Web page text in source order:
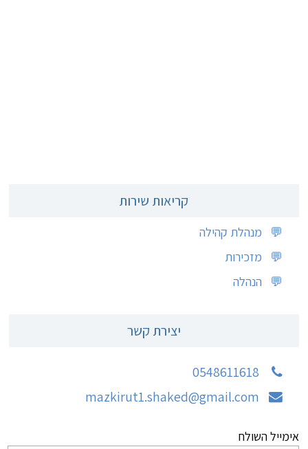
קריאות שירות
💬
מנהלת קהילה
💬
מזכירות
💬
הנהלה
יצירת קשר
0548611618
mazkirut1.shaked@gmail.com
אימייל השולח